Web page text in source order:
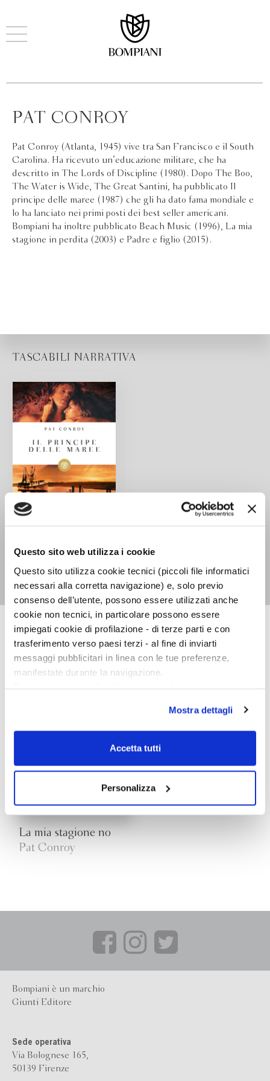
Questo sito web utilizza i cookie
Questo sito utilizza cookie tecnici (piccoli file informatici
necessari alla corretta navigazione) e, solo previo
consenso dell’utente, possono essere utilizzati anche
cookie non tecnici, in particolare possono essere
impiegati cookie di profilazione - di terze parti e con
trasferimento verso paesi terzi - al fine di inviarti
messaggi pubblicitari in linea con le tue preferenze,
manifestate durante la navigazione.
scelte privacy sui cookie, ti invitiamo a prendere visione
dell’informativa cookie.
Chiudendo il banner tramite la “X” prosegui la
dei soli cookie tecnici. Selezionando “Accetta tutti” presti
il tuo consenso alla profilazione che potrai revocare in
ogni momentoRevoca
Mostra dettagli
Accetta tutti
Personalizza
PAT CONROY
Pat Conroy (Atlanta, 1945) vive tra San Francisco e il South
Carolina. Ha ricevuto un’educazione militare, che ha
descritto in The Lords of Discipline (1980). Dopo The Boo,
The Water is Wide, The Great Santini, ha pubblicato Il
principe delle maree (1987) che gli ha dato fama mondiale e
lo ha lanciato nei primi posti dei best seller americani.
Bompiani ha inoltre pubblicato Beach Music (1996), La mia
stagione in perdita (2003) e Padre e figlio (2015).
TASCABILI NARRATIVA
Il principe delle maree
Pat Conroy
NARRATORI STRANIERI
La mia stagione no
Pat Conroy
Bompiani è un marchio
Giunti Editore
Sede operativa
Via Bolognese 165,
50139 Firenze